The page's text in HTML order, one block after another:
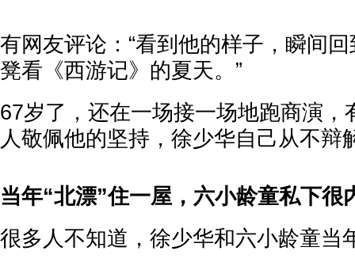
有网友评论：“看到他的样子，瞬间
凳看《西游记》的夏天。”
67岁了，还在一场接一场地跑商演，
人敬佩他的坚持，徐少华自己从不辩
当年“北漂”住一屋，六小龄童私下很
很多人不知道，徐少华和六小龄童当